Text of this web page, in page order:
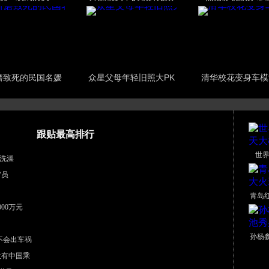
致死的民国名媛 众星父母年轻旧照大PK 清华校花变身车
跟贴最高排行
澡
万元
会出车祸
中国乘
世
青岛
孙杨